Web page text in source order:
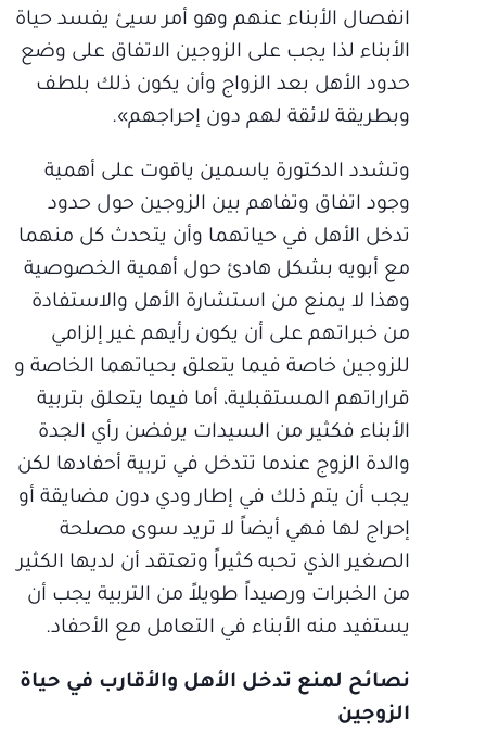
انفصال الأبناء عنهم وهو أمر سيئ يفسد حياة
الأبناء لذا يجب على الزوجين الاتفاق على وضع
حدود الأهل بعد الزواج وأن يكون ذلك بلطف
وبطريقة لائقة لهم دون إحراجهم».
وتشدد الدكتورة ياسمين ياقوت على أهمية
وجود اتفاق وتفاهم بين الزوجين حول حدود
تدخل الأهل في حياتهما وأن يتحدث كل منهما
مع أبويه بشكل هادئ حول أهمية الخصوصية
وهذا لا يمنع من استشارة الأهل والاستفادة
من خبراتهم على أن يكون رأيهم غير إلزامي
للزوجين خاصة فيما يتعلق بحياتهما الخاصة و
قراراتهم المستقبلية، أما فيما يتعلق بتربية
الأبناء فكثير من السيدات يرفضن رأي الجدة
والدة الزوج عندما تتدخل في تربية أحفادها لكن
يجب أن يتم ذلك في إطار ودي دون مضايقة أو
إحراج لها فهي أيضاً لا تريد سوى مصلحة
الصغير الذي تحبه كثيراً وتعتقد أن لديها الكثير
من الخبرات ورصيداً طويلاً من التربية يجب أن
يستفيد منه الأبناء في التعامل مع الأحفاد.
نصائح لمنع تدخل الأهل والأقارب في حياة
الزوجين